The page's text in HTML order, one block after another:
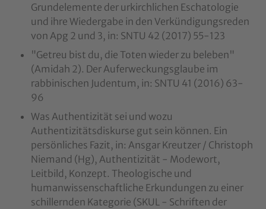
Grundelemente der urkirchlichen Eschatologie
und ihre Wiedergabe in den Verkündigungsreden
von Apg 2 und 3, in: SNTU 42 (2017) 55-123
"Getreu bist du, die Toten wieder zu beleben"
(Amidah 2). Der Auferweckungsglaube im
rabbinischen Judentum, in: SNTU 41 (2016) 63-
96
Was Authentizität sei und wozu
Authentizitätsdiskurse gut sein können. Ein
persönliches Fazit, in: Ansgar Kreutzer / Christoph
Niemand (Hg), Authentizität - Modewort,
Leitbild, Konzept. Theologische und
humanwissenschaftliche Erkundungen zu einer
schillernden Kategorie (SKUL - Schriften der